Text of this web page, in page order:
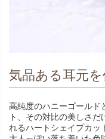
気品ある耳元
高純度のハニーゴールド
ト、その対比の美しさ
れるハートシェイプカッ